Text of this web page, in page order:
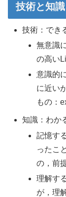
技術と知識
技術：でき
無意識
の高い
意識的
に近い
もの：
知識：わか
記憶す
ったこ
の，前
理解す
が，理